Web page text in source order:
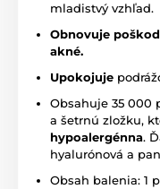
mladistvý vzhľad.
Obnovuje
akné.
Upokojuje
Obsahuje 35 000
a šetrnú zložku,
hypoalergénna.
hyalurónová a
Obsah balenia: 1